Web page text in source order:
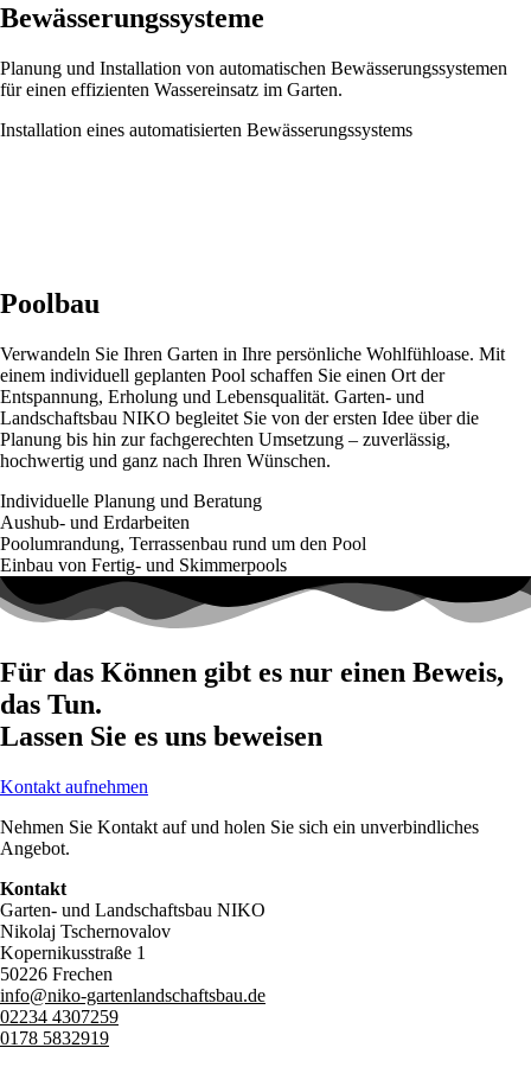
Bewässerungssysteme
Planung und Installation von automatischen Bewässerungssystemen
für einen effizienten Wassereinsatz im Garten.
Installation eines automatisierten Bewässerungssystems
Poolbau
Verwandeln Sie Ihren Garten in Ihre persönliche Wohlfühloase. Mit
einem individuell geplanten Pool schaffen Sie einen Ort der
Entspannung, Erholung und Lebensqualität. Garten- und
Landschaftsbau NIKO begleitet Sie von der ersten Idee über die
Planung bis hin zur fachgerechten Umsetzung – zuverlässig,
hochwertig und ganz nach Ihren Wünschen.
Individuelle Planung und Beratung
Aushub- und Erdarbeiten
Poolumrandung, Terrassenbau rund um den Pool
Einbau von Fertig- und Skimmerpools
Für das Können gibt es nur einen Beweis,
das Tun.
Lassen Sie es uns beweisen
Kontakt aufnehmen
Nehmen Sie Kontakt auf und holen Sie sich ein unverbindliches
Angebot.
Kontakt
Garten- und Landschaftsbau NIKO
Nikolaj Tschernovalov
Kopernikusstraße 1
50226 Frechen
info@niko-gartenlandschaftsbau.de
02234 4307259
0178 5832919